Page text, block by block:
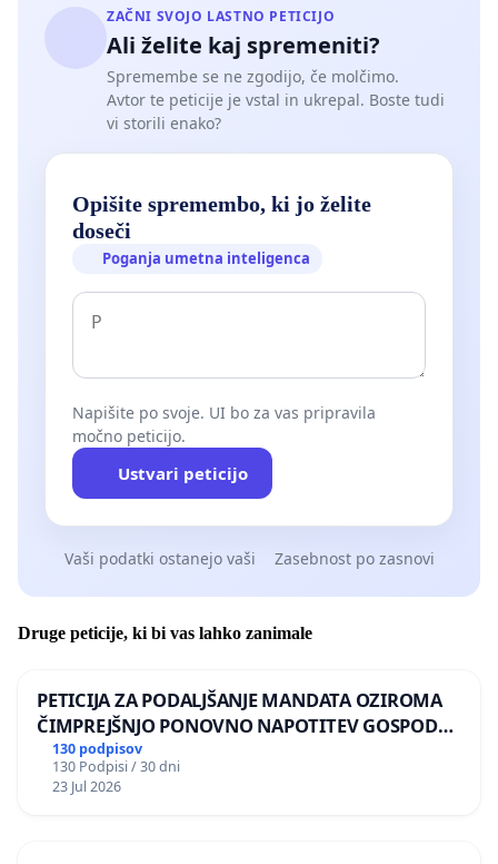
ZAČNI SVOJO LASTNO PETICIJO
Ali želite kaj spremeniti?
Spremembe se ne zgodijo, če molčimo.
Avtor te peticije je vstal in ukrepal. Boste tudi
vi storili enako?
Opišite spremembo, ki jo želite
doseči
Poganja umetna inteligenca
Napišite po svoje. UI bo za vas pripravila
močno peticijo.
Ustvari peticijo
Vaši podatki ostanejo vaši Zasebnost po zasnovi
Druge peticije, ki bi vas lahko zanimale
PETICIJA ZA PODALJŠANJE MANDATA OZIROMA
ČIMPREJŠNJO PONOVNO NAPOTITEV GOSPODA
BERNARDA ŠRAJNERJA NA VELEPOSLANIŠTVO
REPUBLIKE SLOVENIJE V MOSKVI
130 podpisov
130 Podpisi / 30 dni
23 Jul 2026